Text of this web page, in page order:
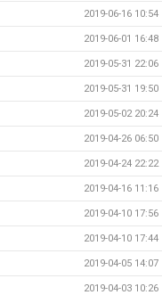
2019-06-16 10:54
2019-06-01 16:48
2019-05-31 22:06
2019-05-31 19:50
2019-05-02 20:24
2019-04-26 06:50
2019-04-24 22:22
2019-04-16 11:16
2019-04-10 17:56
2019-04-10 17:44
2019-04-05 14:07
2019-04-03 10:26